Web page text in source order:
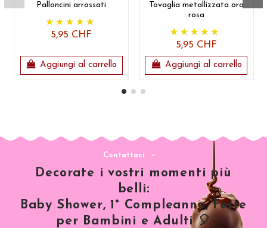
Palloncini arrossati
5,95 CHF
Aggiungi al carrello
Tovaglia metallizzata oro
rosa
5,95 CHF
Aggiungi al carrello
Contattaci
Decorate i vostri momenti più
belli:
Baby Shower, 1° Compleanno, Feste
per Bambini e Adulti 🎈